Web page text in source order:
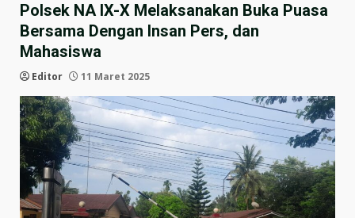
Polsek NA IX-X Melaksanakan Buka Puasa
Bersama Dengan Insan Pers, dan
Mahasiswa
Editor 11 Maret 2025